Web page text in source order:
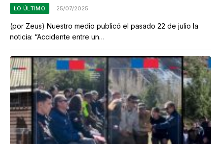
LO ÚLTIMO 25/07/2025
(por Zeus) Nuestro medio publicó el pasado 22 de julio la
noticia: “Accidente entre un…